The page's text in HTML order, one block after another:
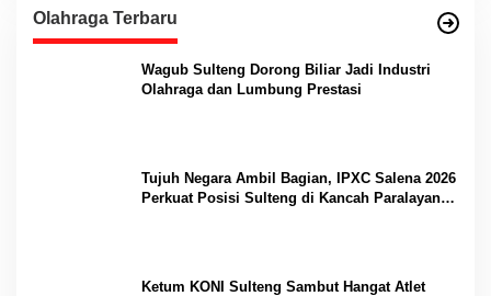
Olahraga Terbaru
Wagub Sulteng Dorong Biliar Jadi Industri
Olahraga dan Lumbung Prestasi
Tujuh Negara Ambil Bagian, IPXC Salena 2026
Perkuat Posisi Sulteng di Kancah Paralayang
Ketum KONI Sulteng Sambut Hangat Atlet